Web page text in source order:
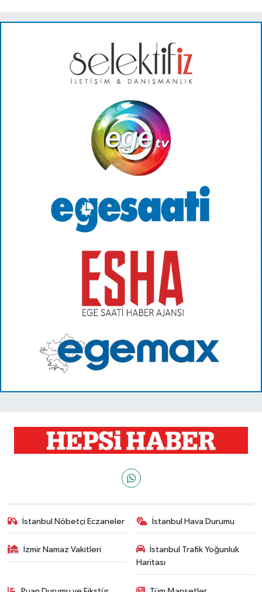
İstanbul Nöbetçi Eczaneler İstanbul Hava Durumu
İzmir Namaz Vakitleri
İstanbul Trafik Yoğunluk
Haritası